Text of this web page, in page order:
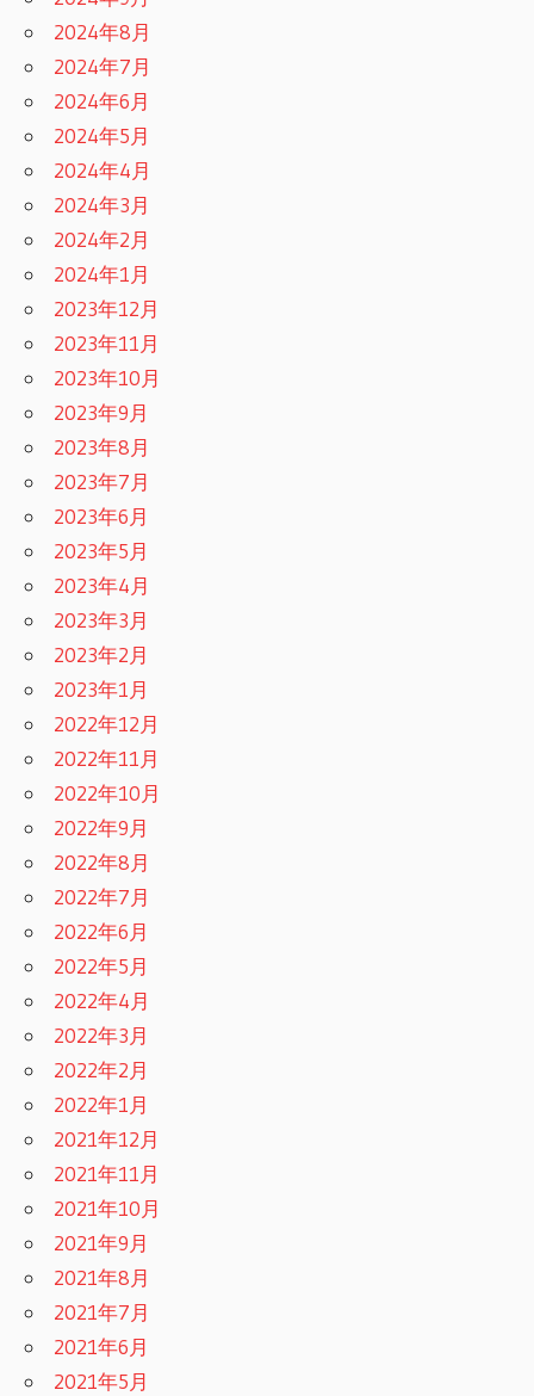
2024年8月
2024年7月
2024年6月
2024年5月
2024年4月
2024年3月
2024年2月
2024年1月
2023年12月
2023年11月
2023年10月
2023年9月
2023年8月
2023年7月
2023年6月
2023年5月
2023年4月
2023年3月
2023年2月
2023年1月
2022年12月
2022年11月
2022年10月
2022年9月
2022年8月
2022年7月
2022年6月
2022年5月
2022年4月
2022年3月
2022年2月
2022年1月
2021年12月
2021年11月
2021年10月
2021年9月
2021年8月
2021年7月
2021年6月
2021年5月